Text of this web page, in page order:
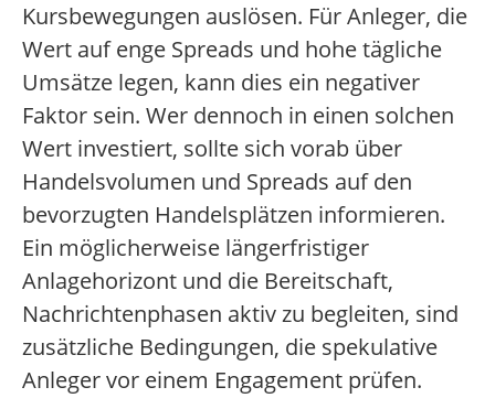
Kursbewegungen auslösen. Für Anleger, die
Wert auf enge Spreads und hohe tägliche
Umsätze legen, kann dies ein negativer
Faktor sein. Wer dennoch in einen solchen
Wert investiert, sollte sich vorab über
Handelsvolumen und Spreads auf den
bevorzugten Handelsplätzen informieren.
Ein möglicherweise längerfristiger
Anlagehorizont und die Bereitschaft,
Nachrichtenphasen aktiv zu begleiten, sind
zusätzliche Bedingungen, die spekulative
Anleger vor einem Engagement prüfen.